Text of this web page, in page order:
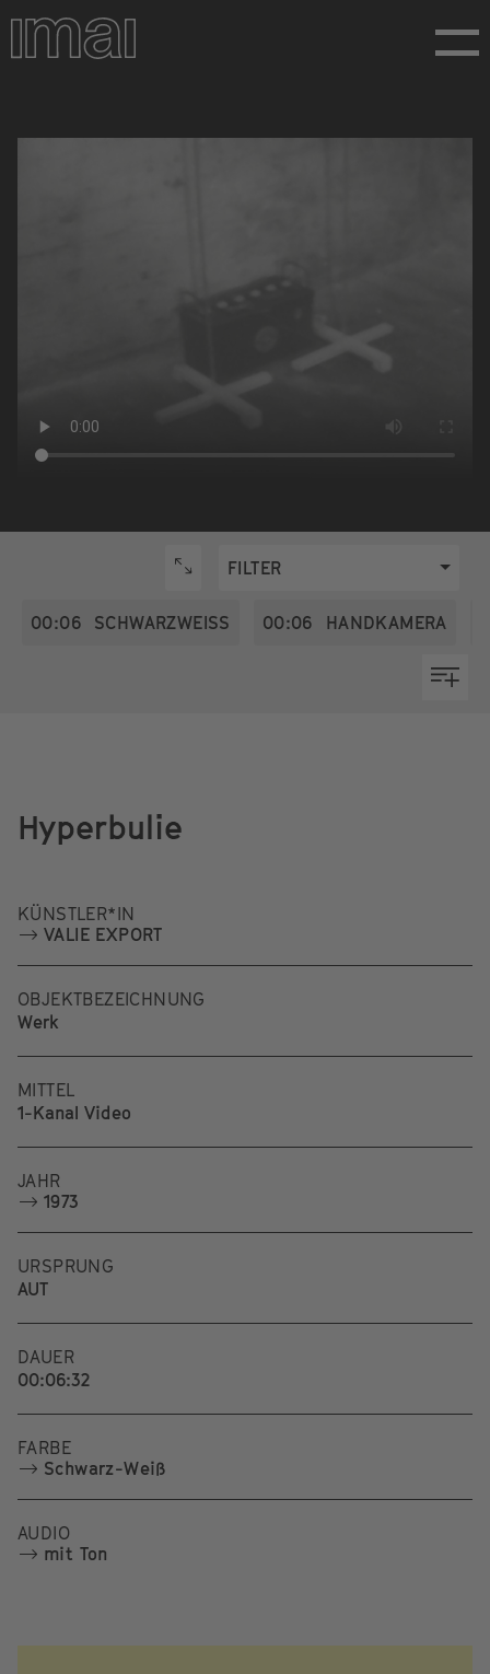
Direkt
zum
Inhalt
FILTER
00:06 SCHWARZWEISS 00:06 HANDKAMERA
Hyperbulie
KÜNSTLER*IN
VALIE EXPORT
OBJEKTBEZEICHNUNG
Werk
MITTEL
1-Kanal Video
JAHR
1973
URSPRUNG
AUT
DAUER
00:06:32
FARBE
Schwarz-Weiß
AUDIO
mit Ton